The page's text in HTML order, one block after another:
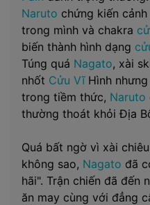
Naruto chứng kiến
trong mình và chakra
biến thành hình dạng
Túng quá Nagato, xài
nhốt Cửu VĩHình
trong tiềm thức, Naruto
thường thoát khỏi Địa
Quá bất ngờ vì xài
không sao, Nagato đã
hãi". Trận chiến đã đến
ăn may cùng với đẳng